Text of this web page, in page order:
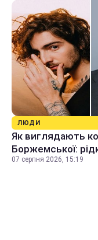
ЛЮДИ
Як виглядають
Боржемської:
07 серпня 2026, 15:19